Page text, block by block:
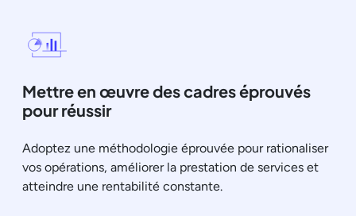
Mettre en œuvre des cadres éprouvés
pour réussir
Adoptez une méthodologie éprouvée pour rationaliser
vos opérations, améliorer la prestation de services et
atteindre une rentabilité constante.